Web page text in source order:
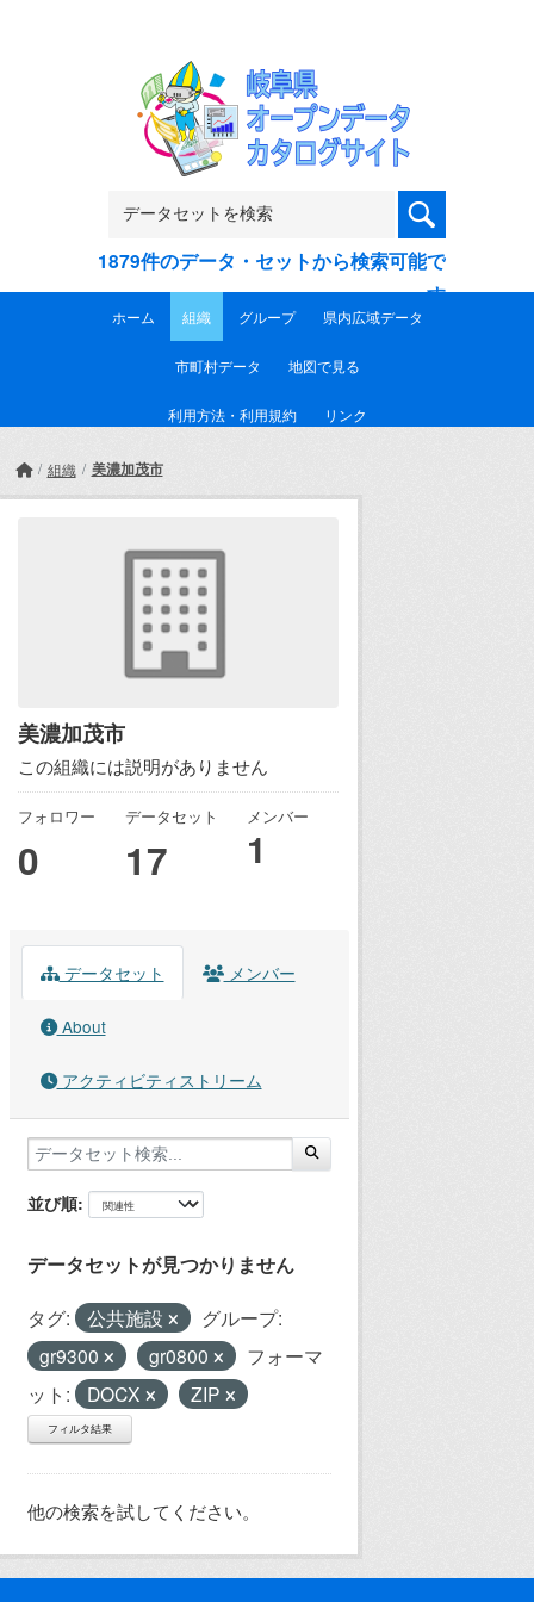
1879件のデータ・セットから検索可能で
す
ホーム 組織 グループ 県内広域データ
市町村データ 地図で見る
利用方法・利用規約 リンク
組織 美濃加茂市
美濃加茂市
この組織には説明がありません
フォロワー
0
データセット
17
メンバー
1
データセット メンバー
About
アクティビティストリーム
並び順
データセットが見つかりません
タグ: 公共施設
グループ:
gr9300
gr0800
フォーマ
ット:
DOCX ZIP
フィルタ結果
他の検索を試してください。